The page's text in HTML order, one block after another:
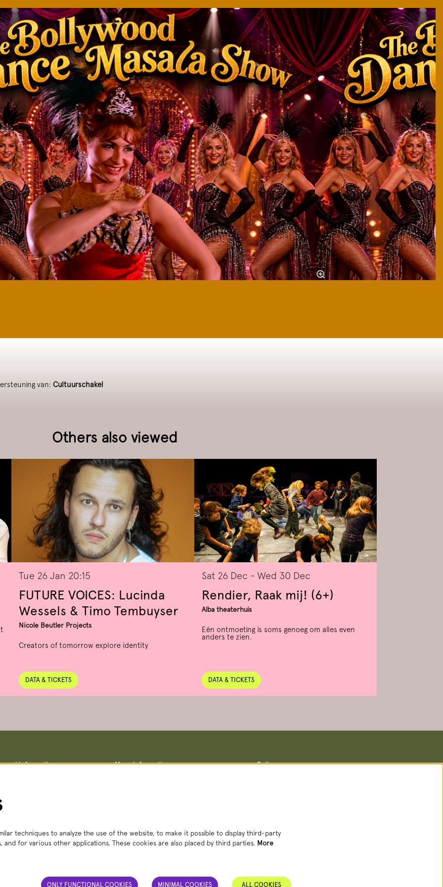
van: Cultuurschakel
Others also viewed
FUTURE VOICES: Lucinda
Wessels & Timo Tembuyser
Nicole Beutler Projects
Creators of tomorrow explore identity
Tue 26 Jan 20:15
DATA & TICKETS
Rendier, Raak mij! (6+)
Alba theaterhuis
Eén ontmoeting is soms genoeg om alles even
anders te zien.
Sat 26 Dec - Wed 30 Dec
DATA & TICKETS
and information More information Follow us
techniques to analyze the use of the website, to make it possible to display third-party
and for various other applications. These cookies are also placed by third parties. More
ONLY FUNCTIONAL COOKIES MINIMAL COOKIES ALL COOKIES